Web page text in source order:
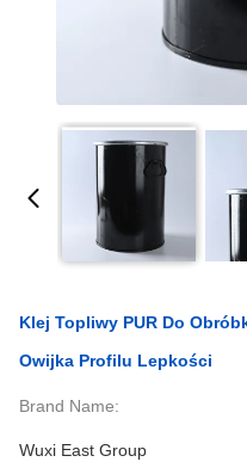
Klej Topliwy PUR Do
Owijka Profilu Lepkości
Brand Name:
Wuxi East Group